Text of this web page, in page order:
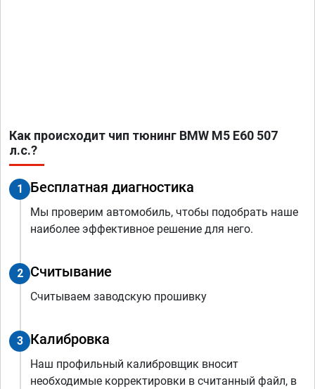
Как происходит чип тюнинг BMW M5 E60 507
л.с.?
1 Бесплатная диагностика
Мы проверим автомобиль, чтобы подобрать наше
наиболее эффективное решение для него.
2 Считывание
Считываем заводскую прошивку
3 Калибровка
Наш профильный калибровщик вносит
необходимые корректировки в считанный файл, в